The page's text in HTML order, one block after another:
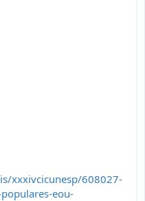
xxxivcicunesp/608027-
eou-